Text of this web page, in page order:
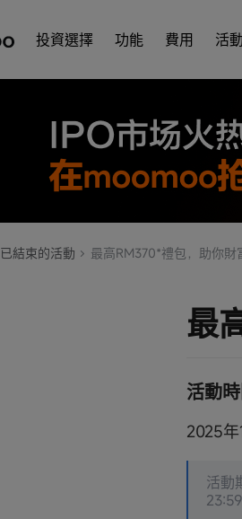
投資選擇 功能 費用 活動
已結束的活動 最高RM370*禮包，助你財
最
活動
2025
活動